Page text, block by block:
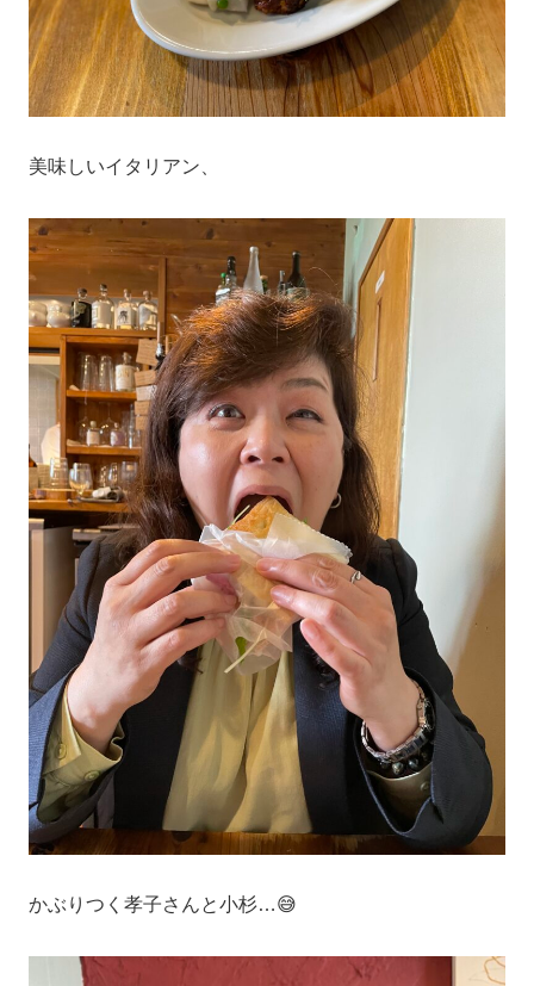
美味しいイタリアン、
かぶりつく孝子さんと小杉…😅